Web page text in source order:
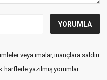
veya imalar, inançlara saldırı
harflerle yazılmış yorumlar